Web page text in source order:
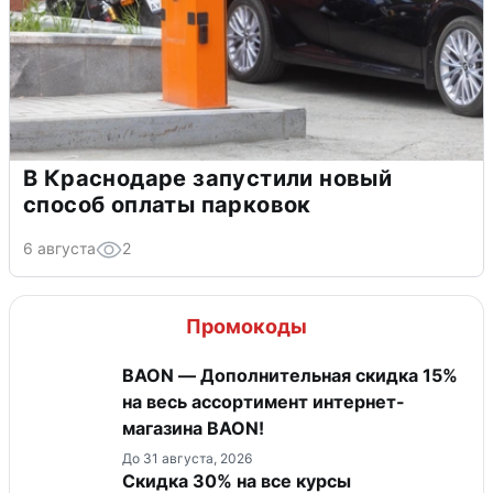
В Краснодаре запустили новый
способ оплаты парковок
6 августа 2
Промокоды
BAON — Дополнительная скидка 15%
на весь ассортимент интернет-
магазина BAON!
До 31 августа, 2026
Скидка 30% на все курсы